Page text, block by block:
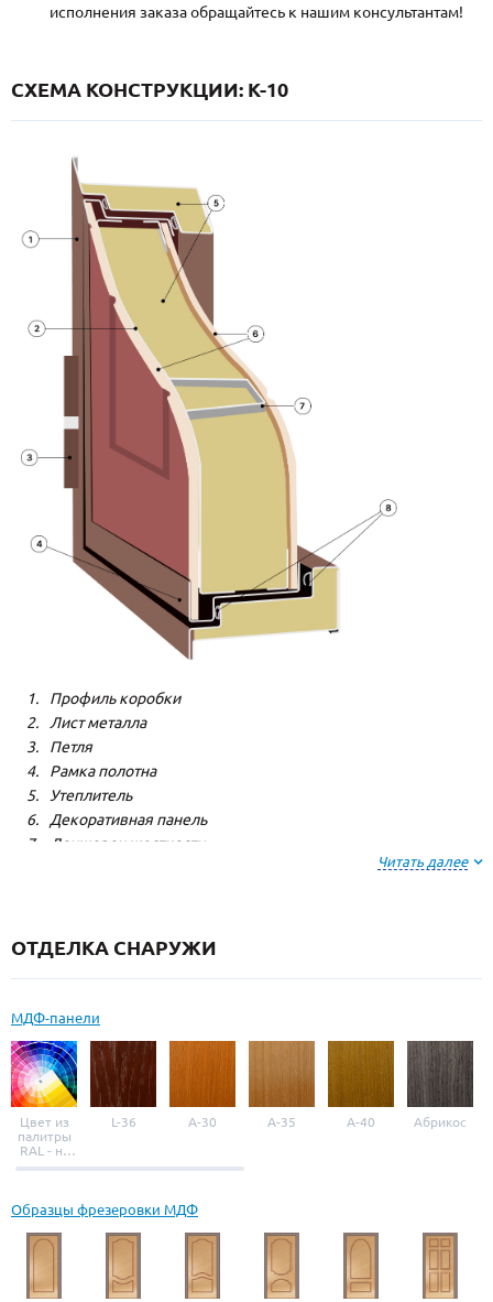
Записаться на замер
исполнения заказа обращайтесь к нашим консультантам!
СХЕМА КОНСТРУКЦИИ: K-10
Профиль коробки
Лист металла
Петля
Рамка полотна
Утеплитель
Декоративная панель
Лонжерон жесткости
Читать далее
ОТДЕЛКА СНАРУЖИ
МДФ-панели
Цвет из
палитры
RAL - на
выбор
L-36 A-30 A-35 A-40 Абрикос
Образцы фрезеровки МДФ